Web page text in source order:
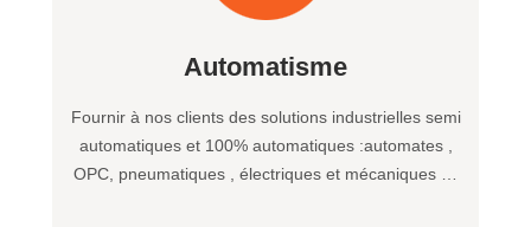
Automatisme
Fournir à nos clients des solutions industrielles semi
automatiques et 100% automatiques :automates ,
OPC, pneumatiques , électriques et mécaniques …